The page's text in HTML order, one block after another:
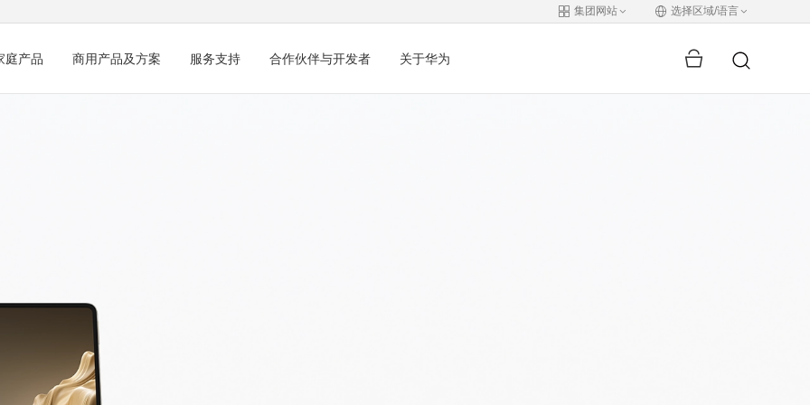
集团网站 选择区域/语言
庭产品 商用产品及方案 服务支持 合作伙伴与开发者 关于华为